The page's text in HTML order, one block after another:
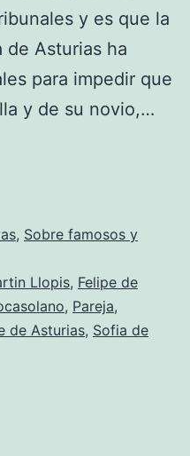
y es que la
de Asturias ha
para impedir que
y de su novio,…
, Sobre famosos y
Llopis, Felipe de
, Pareja,
de Asturias, Sofia de